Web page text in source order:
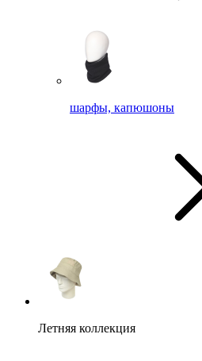
шарфы, капюшоны
Летняя коллекция